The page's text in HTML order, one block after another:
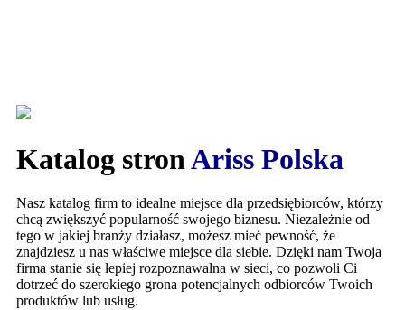
Katalog stronAriss Polska
Nasz katalog firm to idealne miejsce dla przedsiębiorców, którzy
chcą zwiększyć popularność swojego biznesu. Niezależnie od
tego w jakiej branży działasz, możesz mieć pewność, że
znajdziesz u nas właściwe miejsce dla siebie. Dzięki nam Twoja
firma stanie się lepiej rozpoznawalna w sieci, co pozwoli Ci
dotrzeć do szerokiego grona potencjalnych odbiorców Twoich
produktów lub usług.